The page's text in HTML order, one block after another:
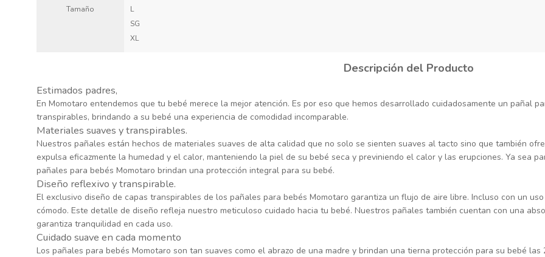
Tamaño
L
SG
XL
Descripción del Producto
Estimados padres,
En Momotaro entendemos que tu bebé merece la mejor atención. Es por eso que hemos desarrollado cuidadosamente un pañal
transpirables, brindando a su bebé una experiencia de comodidad incomparable.
Materiales suaves y transpirables.
Nuestros pañales están hechos de materiales suaves de alta calidad que no solo se sienten suaves al tacto sino que también
expulsa eficazmente la humedad y el calor, manteniendo la piel de su bebé seca y previniendo el calor y las erupciones. Ya sea
pañales para bebés Momotaro brindan una protección integral para su bebé.
Diseño reflexivo y transpirable.
El exclusivo diseño de capas transpirables de los pañales para bebés Momotaro garantiza un flujo de aire libre. Incluso con un
cómodo. Este detalle de diseño refleja nuestro meticuloso cuidado hacia tu bebé. Nuestros pañales también cuentan con una
garantiza tranquilidad en cada uso.
Cuidado suave en cada momento
Los pañales para bebés Momotaro son tan suaves como el abrazo de una madre y brindan una tierna protección para su bebé